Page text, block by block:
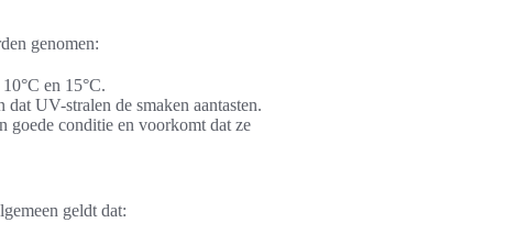
genomen:
en 15°C.
UV-stralen de smaken aantasten.
goede conditie en voorkomt dat ze
geldt dat: